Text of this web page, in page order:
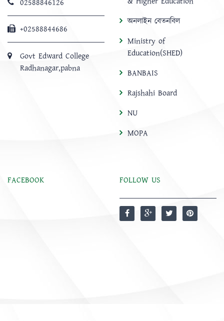
02588846126
+02588844686
Govt Edward College
Radhanagar,pabna
অনলাইন বেতনবিল
Ministry of
Education(SHED)
BANBAIS
Rajshahi Board
NU
MOPA
FACEBOOK FOLLOW US